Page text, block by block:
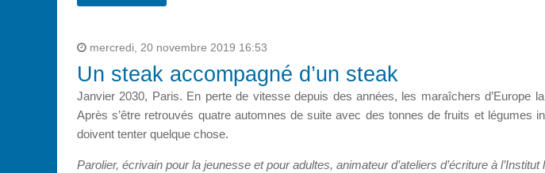
mercredi, 20 novembre 2019 16:53
Un steak accompagné d’un steak
Janvier 2030, Paris. En perte de vitesse depuis des années, les maraîchers d’Europe
Après s’être retrouvés quatre automnes de suite avec des tonnes de fruits et légumes
doivent tenter quelque chose.
Parolier, écrivain pour la jeunesse et pour adultes, animateur d’ateliers d’écriture à